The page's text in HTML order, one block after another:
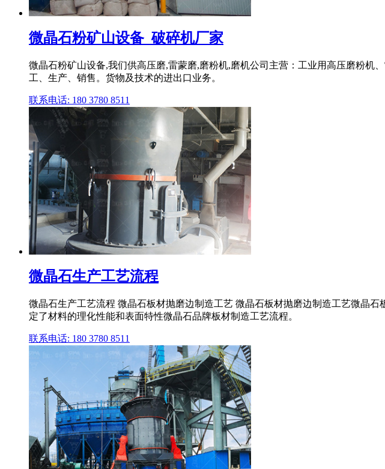
微晶石粉矿山设备_破碎机厂家
微晶石粉矿山设备,我们供高压磨,雷蒙磨,磨粉机,磨机公司主营：工业用高压磨粉
工、生产、销售。货物及技术的进出口业务。
联系电话: 180 3780 8511
微晶石生产工艺流程
微晶石生产工艺流程 微晶石板材抛磨边制造工艺 微晶石板材抛磨边制造工艺微晶
定了材料的理化性能和表面特性微晶石品牌板材制造工艺流程。
联系电话: 180 3780 8511